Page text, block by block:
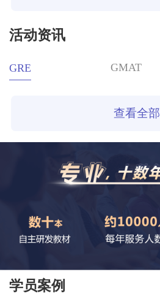
活动资讯
GRE GMAT
查看全部
学员案例